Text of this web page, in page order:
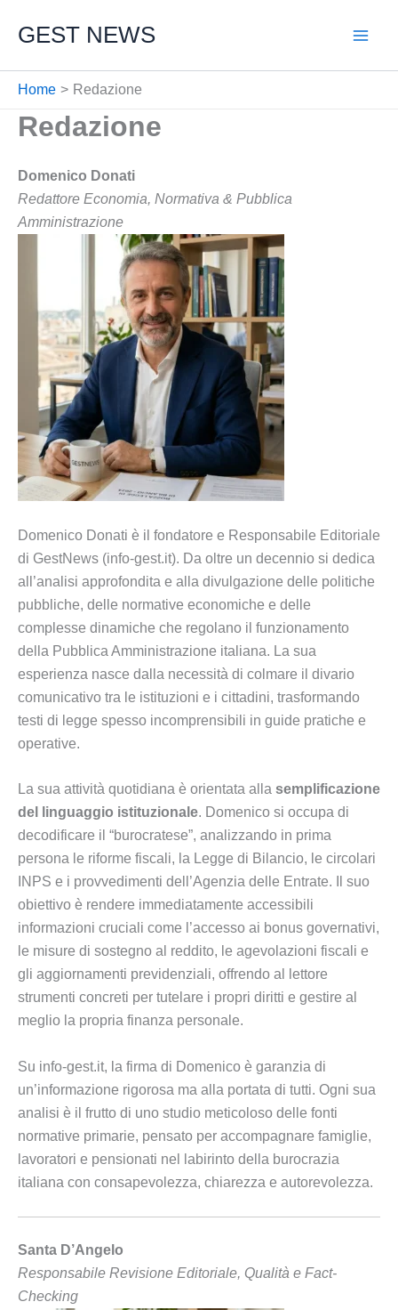
GEST NEWS
Home Redazione
Redazione
Domenico Donati
Redattore Economia, Normativa & Pubblica
Amministrazione
Domenico Donati è il fondatore e Responsabile Editoriale
di GestNews (info-gest.it). Da oltre un decennio si dedica
all’analisi approfondita e alla divulgazione delle politiche
pubbliche, delle normative economiche e delle
complesse dinamiche che regolano il funzionamento
della Pubblica Amministrazione italiana. La sua
esperienza nasce dalla necessità di colmare il divario
comunicativo tra le istituzioni e i cittadini, trasformando
testi di legge spesso incomprensibili in guide pratiche e
operative.
La sua attività quotidiana è orientata alla semplificazione
del linguaggio istituzionale. Domenico si occupa di
decodificare il “burocratese”, analizzando in prima
persona le riforme fiscali, la Legge di Bilancio, le circolari
INPS e i provvedimenti dell’Agenzia delle Entrate. Il suo
obiettivo è rendere immediatamente accessibili
informazioni cruciali come l’accesso ai bonus governativi,
le misure di sostegno al reddito, le agevolazioni fiscali e
gli aggiornamenti previdenziali, offrendo al lettore
strumenti concreti per tutelare i propri diritti e gestire al
meglio la propria finanza personale.
Su info-gest.it, la firma di Domenico è garanzia di
un’informazione rigorosa ma alla portata di tutti. Ogni sua
analisi è il frutto di uno studio meticoloso delle fonti
normative primarie, pensato per accompagnare famiglie,
lavoratori e pensionati nel labirinto della burocrazia
italiana con consapevolezza, chiarezza e autorevolezza.
Santa D’Angelo
Responsabile Revisione Editoriale, Qualità e Fact-
Checking